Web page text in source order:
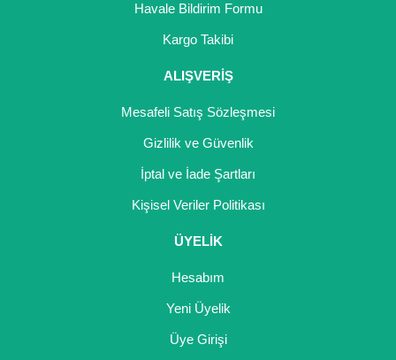
Havale Bildirim Formu
Kargo Takibi
ALIŞVERİŞ
Mesafeli Satış Sözleşmesi
Gizlilik ve Güvenlik
İptal ve İade Şartları
Kişisel Veriler Politikası
ÜYELİK
Hesabım
Yeni Üyelik
Üye Girişi